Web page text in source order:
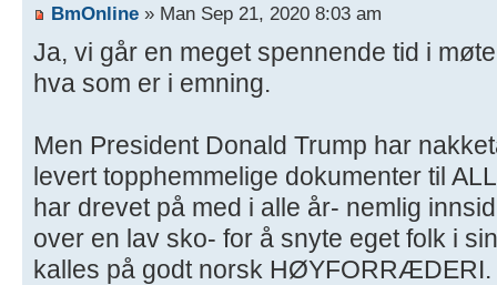
BmOnline » Man Sep 21, 2020 8:03 am
Ja, vi går en meget spennende tid i
hva som er i emning.
Men President Donald Trump har
levert topphemmelige dokumenter til
har drevet på med i alle år- nemlig
over en lav sko- for å snyte eget folk i
kalles på godt norsk HØYFORRÆDERI.